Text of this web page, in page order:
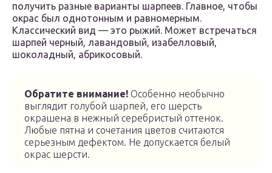
получить разные варианты шарпеев. Главное, чтобы
окрас был однотонным и равномерным.
Классический вид — это рыжий. Может встречаться
шарпей черный, лавандовый, изабелловый,
шоколадный, абрикосовый.
Обратите внимание! Особенно необычно
выглядит голубой шарпей, его шерсть
окрашена в нежный серебристый оттенок.
Любые пятна и сочетания цветов считаются
серьезным дефектом. Не допускается белый
окрас шерсти.